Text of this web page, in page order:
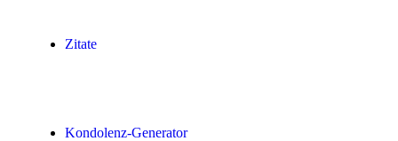
Zitate
Kondolenz-Generator